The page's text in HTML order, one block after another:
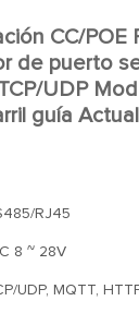
CC/POE
de puerto
UDP
guía
RJ45
8 ~ 28V
UDP, MQTT,